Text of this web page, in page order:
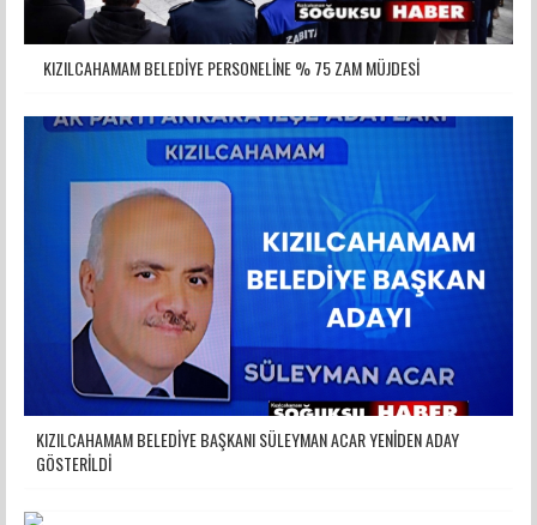
KIZILCAHAMAM BELEDİYE PERSONELİNE % 75 ZAM MÜJDESİ
KIZILCAHAMAM BELEDİYE BAŞKANI SÜLEYMAN ACAR YENİDEN ADAY
GÖSTERİLDİ